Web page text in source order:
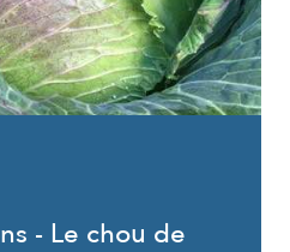
- Le chou de